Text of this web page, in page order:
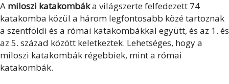
A miloszi katakombáka világszerte felfedezett 74
katakomba közül a három legfontosabb közé tartoznak
a szentföldi és a római katakombákkal együtt, és az 1. és
az 5. század között keletkeztek. Lehetséges, hogy a
miloszi katakombák régebbiek, mint a római
katakombák.